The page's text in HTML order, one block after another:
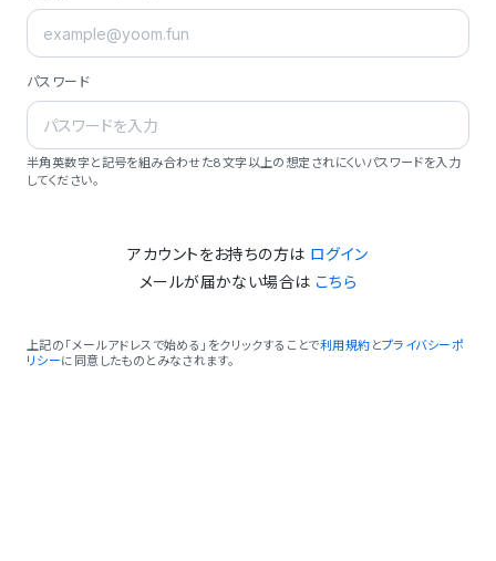
パスワード
半角英数字と記号を組み合わせた8文字以上の想定されにくいパスワードを入力
してください。
アカウントをお持ちの方は ログイン
メールが届かない場合は こちら
上記の「メールアドレスで始める」をクリックすることで利用規約 とプライバシーポ
リシーに同意したものとみなされます。